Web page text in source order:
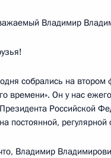
Владимир
собрались на втором
времени». Он у нас
Российской
постоянной, регулярной
Владимир